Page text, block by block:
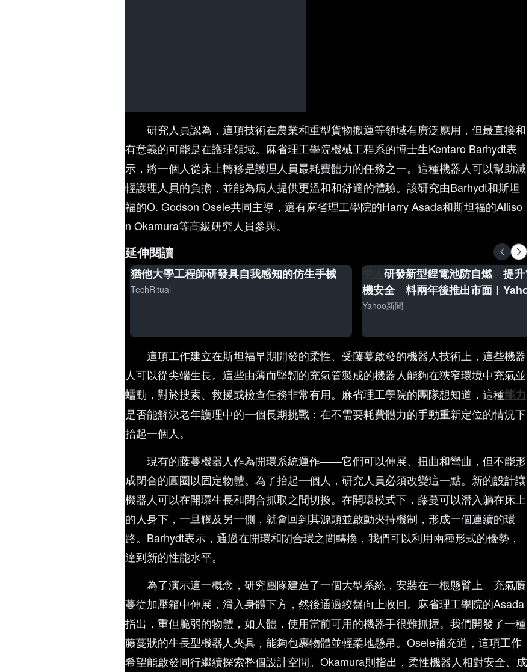
研究人員認為，這項技術在農業和重型貨物搬運等領域有廣泛應用，但最直接和
有意義的可能是在護理領域。麻省理工學院機械工程系的博士生Kentaro Barhydt表
示，將一個人從床上轉移是護理人員最耗費體力的任務之一。這種機器人可以幫助減
輕護理人員的負擔，並能為病人提供更溫和和舒適的體驗。該研究由Barhydt和斯坦
福的O. Godson Osele共同主導，還有麻省理工學院的Harry Asada和斯坦福的Alliso
n Okamura等高級研究人員參與。
延伸閱讀
猶他大學工程師研發具自我感知的仿生手械
TechRitual
研發新型鋰電池防自燃 提升電
機安全 料兩年後推出市面︱Yahoo
Yahoo新聞
這項工作建立在斯坦福早期開發的柔性、受藤蔓啟發的機器人技術上，這些機器
人可以從尖端生長。這些由薄而堅韌的充氣管製成的機器人能夠在狹窄環境中充氣並
蠕動，對於搜索、救援或檢查任務非常有用。麻省理工學院的團隊想知道，這種能力
是否能解決老年護理中的一個長期挑戰：在不需要耗費體力的手動重新定位的情況下
抬起一個人。
現有的藤蔓機器人作為開環系統運作——它們可以伸展、扭曲和彎曲，但不能形
成閉合的圓圈以固定物體。為了抬起一個人，研究人員必須改變這一點。新的設計讓
機器人可以在開環生長和閉合抓取之間切換。在開環模式下，藤蔓可以潛入躺在床上
的人身下，一旦觸及另一側，就會回到其源頭並啟動夾持機制，形成一個連續的環
路。Barhydt表示，通過在開環和閉合環之間轉換，我們可以利用兩種形式的優勢，
達到新的性能水平。
為了演示這一概念，研究團隊建造了一個大型系統，安裝在一根懸臂上。充氣藤
蔓從加壓箱中伸展，滑入身體下方，然後通過絞盤向上收回。麻省理工學院的Asada
指出，重但脆弱的物體，如人體，使用當前可用的機器手很難抓握。我們開發了一種
藤蔓狀的生長型機器人夾具，能夠包裹物體並輕柔地懸吊。Osele補充道，這項工作
希望能啟發同行繼續探索整個設計空間。Okamura則指出，柔性機器人相對安全、成